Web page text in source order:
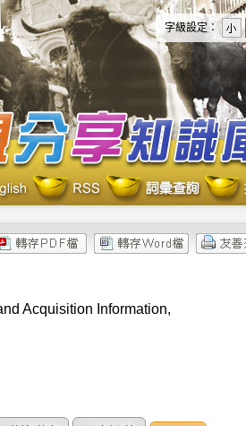
字級設定：
Acquisition Information,